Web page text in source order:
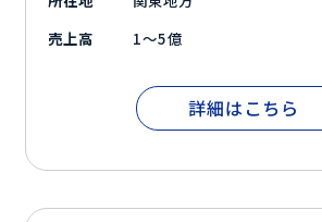
売上高
1～5億
詳細はこちら